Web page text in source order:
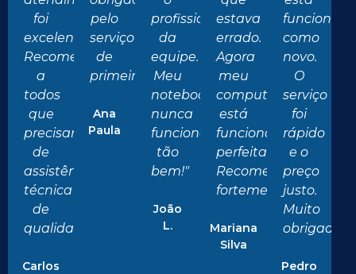
foi
excelente.
Recomendo
a
todos
que
precisam
de
assistência
técnica
de
qualidade!"
Carlos
pelo
serviço
de
primeira!"
Ana
Paula
profissionalismo
da
equipe.
Meu
notebook
nunca
funcionou
tão
bem!"
João
L.
estava
errado.
Agora
meu
computador
está
funcionando
perfeitamente.
Recomendo
fortemente!"
Mariana
Silva
como
novo.
O
serviço
foi
rápido
e o
preço
justo.
Muito
obrigado!"
Pedro